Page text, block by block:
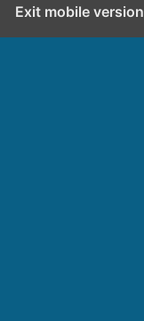
Exit mobile version